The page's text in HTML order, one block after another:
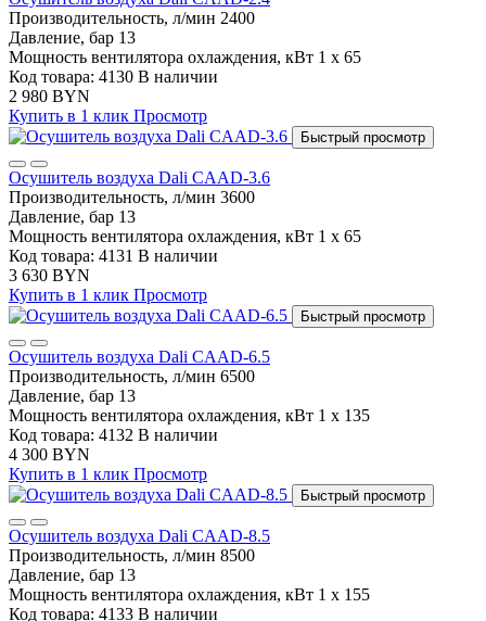
Производительность, л/мин 2400
Давление, бар 13
Мощность вентилятора охлаждения, кВт 1 x 65
Код товара: 4130 В наличии
2 980 BYN
Купить в 1 клик Просмотр
Быстрый просмотр
Осушитель воздуха Dali CAAD-3.6
Производительность, л/мин 3600
Давление, бар 13
Мощность вентилятора охлаждения, кВт 1 x 65
Код товара: 4131 В наличии
3 630 BYN
Купить в 1 клик Просмотр
Быстрый просмотр
Осушитель воздуха Dali CAAD-6.5
Производительность, л/мин 6500
Давление, бар 13
Мощность вентилятора охлаждения, кВт 1 x 135
Код товара: 4132 В наличии
4 300 BYN
Купить в 1 клик Просмотр
Быстрый просмотр
Осушитель воздуха Dali CAAD-8.5
Производительность, л/мин 8500
Давление, бар 13
Мощность вентилятора охлаждения, кВт 1 x 155
Код товара: 4133 В наличии